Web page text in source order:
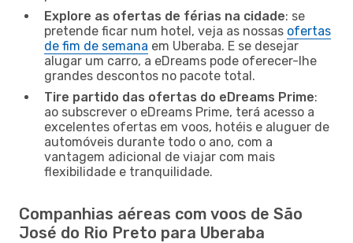
Explore as ofertas de férias na cidade: se
pretende ficar num hotel, veja as nossas ofertas
de fim de semana em Uberaba. E se desejar
alugar um carro, a eDreams pode oferecer-lhe
grandes descontos no pacote total.
Tire partido das ofertas do eDreams Prime:
ao subscrever o eDreams Prime, terá acesso a
excelentes ofertas em voos, hotéis e aluguer de
automóveis durante todo o ano, com a
vantagem adicional de viajar com mais
flexibilidade e tranquilidade.
Companhias aéreas com voos de São
José do Rio Preto para Uberaba